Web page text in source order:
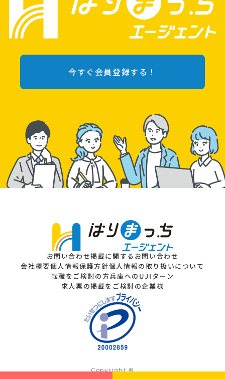
今すぐ会員登録する！
お問い合わせ掲載に関するお問い合わせ
会社概要個人情報保護方針個人情報の取り扱いについて
転職をご検討の方兵庫へのUJIターン
求人票の掲載をご検討の企業様
Copyright ©